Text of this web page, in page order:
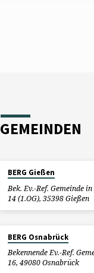
GEMEINDEN
BERG Gießen
Bek. Ev.-Ref. Gemeinde
14 (1.OG), 35398 Gießen
BERG Osnabrück
Bekennende Ev.-Ref.
16, 49080 Osnabrück